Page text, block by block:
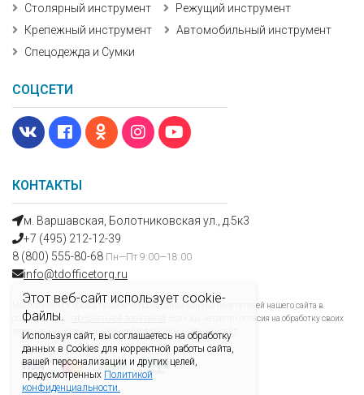
Этот веб-сайт использует cookie-
файлы.
Используя сайт, вы соглашаетесь на обработку
данных в Cookies для корректной работы сайта,
вашей персонализации и других целей,
предусмотренных Политикой
конфиденциальности.
КОНТАКТЫ
м. Варшавская, Болотниковская ул., д.5к3
+7 (495) 212-12-39
8 (800) 555-80-68 Пн—Пт 9:00—18:00
info@tdofficetorg.ru
Мы получаем и обрабатываем персональные данные посетителей нашего сайта в
соответствии с
. Если вы не даете согласия на обработку своих
персональных данных, вам необходимо покинуть наш сайт.
Столярный инструмент
Режущий инструмент
Крепежный инструмент
Автомобильный инструмент
Спецодежда и Сумки
СОЦСЕТИ